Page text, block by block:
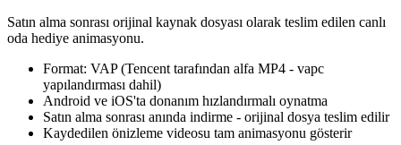
Satın alma sonrası orijinal kaynak dosyası olarak teslim edilen canlı
oda hediye animasyonu.
Format: VAP (Tencent tarafından alfa MP4 - vapc
yapılandırması dahil)
Android ve iOS'ta donanım hızlandırmalı oynatma
Satın alma sonrası anında indirme - orijinal dosya teslim edilir
Kaydedilen önizleme videosu tam animasyonu gösterir